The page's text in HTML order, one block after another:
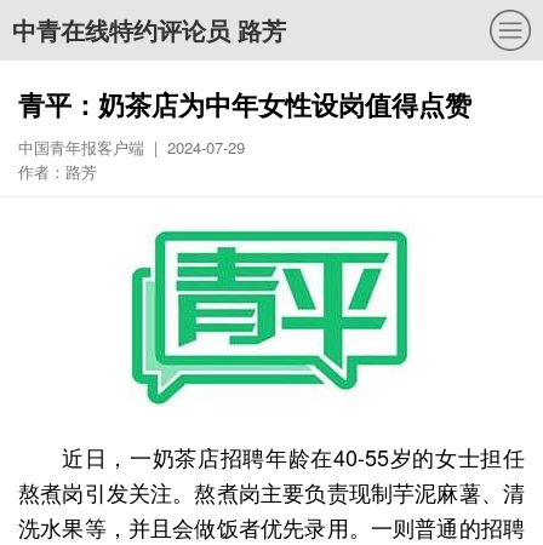
中青在线特约评论员 路芳
青平：奶茶店为中年女性设岗值得点赞
中国青年报客户端 | 2024-07-29
作者：路芳
近日，一奶茶店招聘年龄在40-55岁的女士担任
熬煮岗引发关注。熬煮岗主要负责现制芋泥麻薯、清
洗水果等，并且会做饭者优先录用。一则普通的招聘